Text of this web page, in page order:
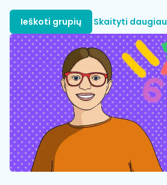
Ieškoti grupių Skaityti daugiau